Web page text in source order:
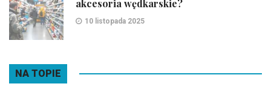
akcesoria wędkarskie?
10 listopada 2025
NA TOPIE